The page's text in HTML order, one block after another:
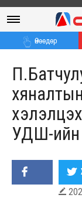
Өнөөдөр
УДШ-ийн
